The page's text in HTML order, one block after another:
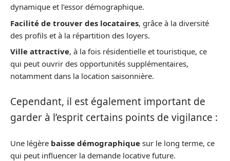
dynamique et l’essor démographique.
Facilité de trouver des locataires, grâce à la diversité
des profils et à la répartition des loyers.
Ville attractive, à la fois résidentielle et touristique, ce
qui peut ouvrir des opportunités supplémentaires,
notamment dans la location saisonnière.
Cependant, il est également important de
garder à l’esprit certains points de vigilance :
Une légère baisse démographique sur le long terme, ce
qui peut influencer la demande locative future.